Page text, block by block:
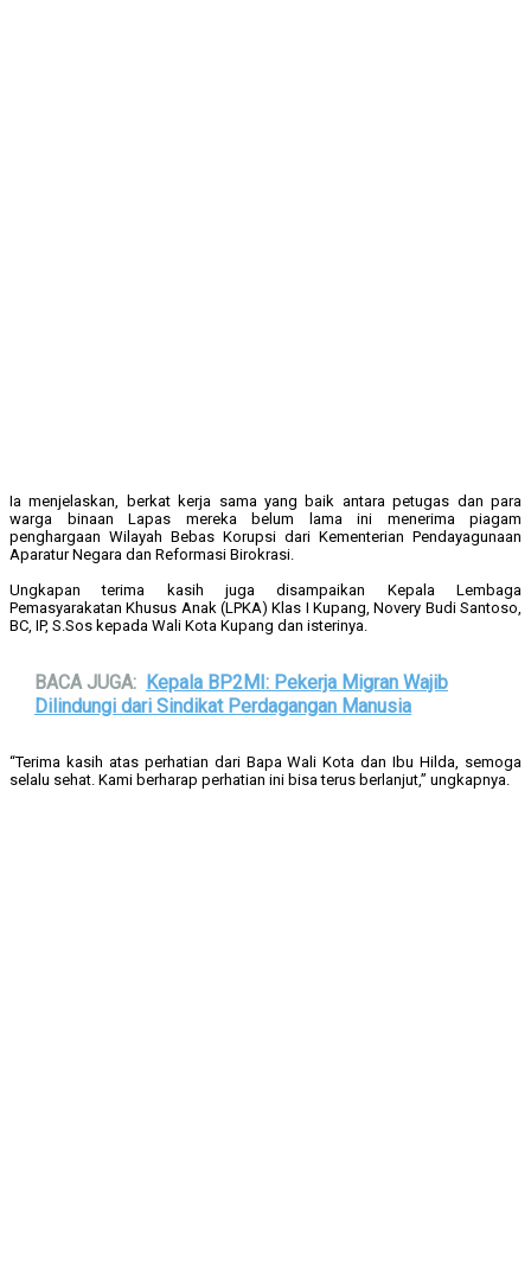
Ia menjelaskan, berkat kerja sama yang baik antara petugas dan para
warga binaan Lapas mereka belum lama ini menerima piagam
penghargaan Wilayah Bebas Korupsi dari Kementerian Pendayagunaan
Aparatur Negara dan Reformasi Birokrasi.
Ungkapan terima kasih juga disampaikan Kepala Lembaga
Pemasyarakatan Khusus Anak (LPKA) Klas I Kupang, Novery Budi Santoso,
BC, IP, S.Sos kepada Wali Kota Kupang dan isterinya.
BACA JUGA: Kepala BP2MI: Pekerja Migran Wajib
Dilindungi dari Sindikat Perdagangan Manusia
“Terima kasih atas perhatian dari Bapa Wali Kota dan Ibu Hilda, semoga
selalu sehat. Kami berharap perhatian ini bisa terus berlanjut,” ungkapnya.